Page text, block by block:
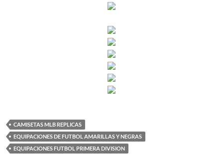
CAMISETAS MLB REPLICAS
EQUIPACIONES DE FUTBOL AMARILLAS Y NEGRAS
EQUIPACIONES FUTBOL PRIMERA DIVISION